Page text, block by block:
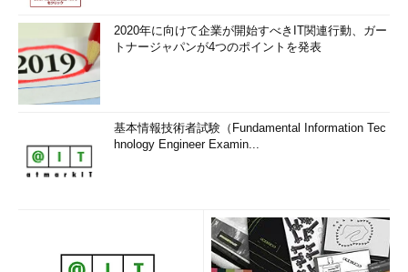
2020年に向けて企業が開始すべきIT関連行動、ガー
トナージャパンが4つのポイントを発表
基本情報技術者試験（Fundamental Information Tec
hnology Engineer Examin...